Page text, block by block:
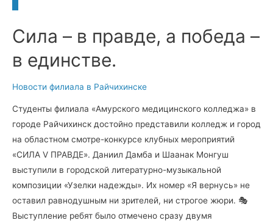
Сила – в правде, а победа –
в единстве.
Новости филиала в Райчихинске
Студенты филиала «Амурского медицинского колледжа» в
городе Райчихинск достойно представили колледж и город
на областном смотре-конкурсе клубных мероприятий
«СИЛА V ПРАВДЕ». Даниил Дамба и Шаанак Монгуш
выступили в городской литературно-музыкальной
композиции «Узелки надежды». Их номер «Я вернусь» не
оставил равнодушным ни зрителей, ни строгое жюри. 🎭
Выступление ребят было отмечено сразу двумя